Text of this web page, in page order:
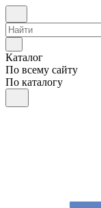
Каталог
По всему сайту
По каталогу